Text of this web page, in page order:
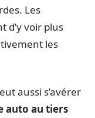
Les
d’y voir plus
les
aussi s’avérer
auto au tiers